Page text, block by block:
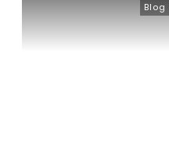
Blog